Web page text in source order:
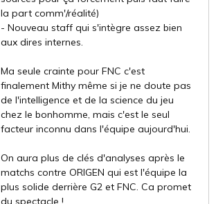
la part comm'/réalité)
- Nouveau staff qui s'intègre assez bien
aux dires internes.
Ma seule crainte pour FNC c'est
finalement Mithy même si je ne doute pas
de l'intelligence et de la science du jeu
chez le bonhomme, mais c'est le seul
facteur inconnu dans l'équipe aujourd'hui.
On aura plus de clés d'analyses après le
matchs contre ORIGEN qui est l'équipe la
plus solide derrière G2 et FNC. Ca promet
du spectacle !